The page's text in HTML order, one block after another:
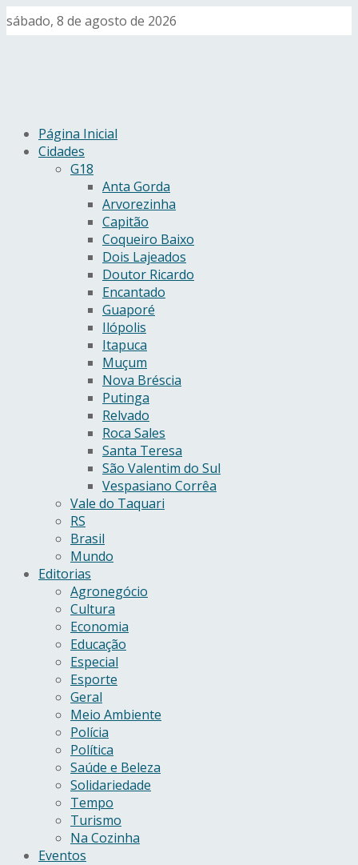
sábado, 8 de agosto de 2026
Página Inicial
Cidades
G18
Anta Gorda
Arvorezinha
Capitão
Coqueiro Baixo
Dois Lajeados
Doutor Ricardo
Encantado
Guaporé
Ilópolis
Itapuca
Muçum
Nova Bréscia
Putinga
Relvado
Roca Sales
Santa Teresa
São Valentim do Sul
Vespasiano Corrêa
Vale do Taquari
RS
Brasil
Mundo
Editorias
Agronegócio
Cultura
Economia
Educação
Especial
Esporte
Geral
Meio Ambiente
Polícia
Política
Saúde e Beleza
Solidariedade
Tempo
Turismo
Na Cozinha
Eventos